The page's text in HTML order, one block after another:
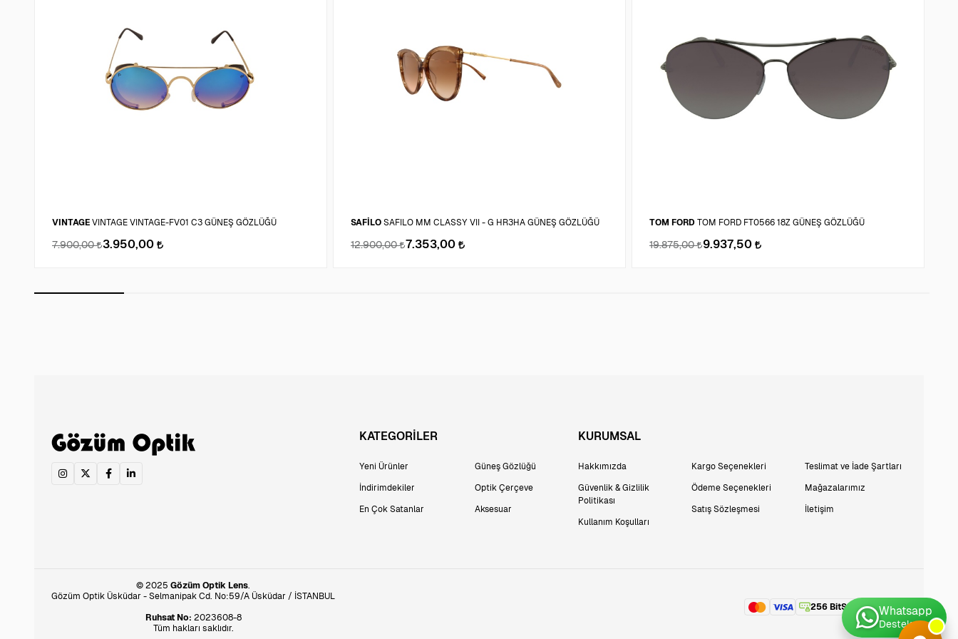
VINTAGE VINTAGE VINTAGE-FV01 C3 GÜNEŞ GÖZLÜĞÜ
7.900,00 3.950,00
SAFİLO SAFILO MM CLASSY VII - G HR3HA GÜNEŞ GÖZLÜĞÜ
12.900,00 7.353,00
TOM FORD TOM FORD FT0566 18Z GÜNEŞ GÖZLÜĞÜ
19.875,00 9.937,50
Whatsapp
Destek
KATEGORİLER
Yeni Ürünler
İndirimdekiler
En Çok Satanlar
Güneş Gözlüğü
Optik Çerçeve
Aksesuar
KURUMSAL
Hakkımızda
Güvenlik & Gizlilik
Politikası
Kullanım Koşulları
Kargo Seçenekleri
Ödeme Seçenekleri
Satış Sözleşmesi
Teslimat ve İade Şartları
Mağazalarımız
İletişim
256 BitSSL Encryption
© 2025 Gözüm Optik Lens.
Gözüm Optik Üsküdar - Selmanipak Cd. No:59/A Üsküdar / İSTANBUL
Ruhsat No: 2023608-8
Tüm hakları saklıdır.